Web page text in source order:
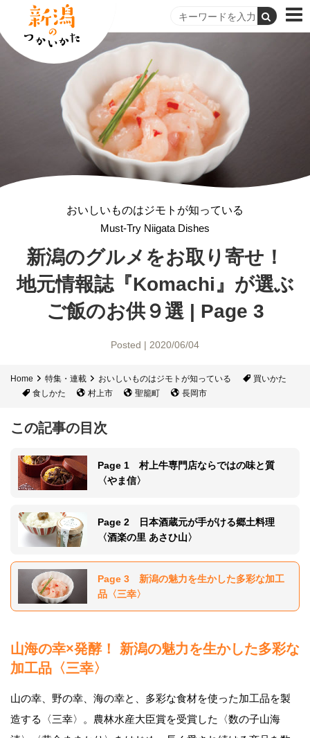
おいしいものはジモトが知っている
Must-Try Niigata Dishes
新潟のグルメをお取り寄せ！
地元情報誌『Komachi』が選ぶ
ご飯のお供９選 | Page 3
Posted | 2020/06/04
Home 特集・連載 おいしいものはジモトが知っている
買いかた
食しかた
村上市 聖籠町 長岡市
この記事の目次
Page 1 村上牛専門店ならではの味と質
〈やま信〉
Page 2 日本酒蔵元が手がける郷土料理
〈酒楽の里 あさひ山〉
Page 3 新潟の魅力を生かした多彩な加工
品〈三幸〉
山海の幸×発酵！ 新潟の魅力を生かした多彩な
加工品〈三幸〉
山の幸、野の幸、海の幸と、多彩な食材を使った加工品を製
造する〈三幸〉。農林水産大臣賞を受賞した〈数の子山海